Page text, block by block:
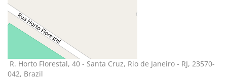
R. Horto Florestal, 40 - Santa Cruz, Rio de Janeiro - RJ, 23570-
042, Brazil